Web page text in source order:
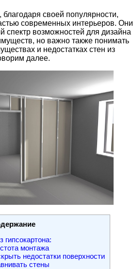
своей популярности,
современных интерьеров. Они
спектр возможностей для дизайна
но важно также понимать
и недостатках стен из
далее.
гипсокартона:
монтажа
недостатки поверхности
стены